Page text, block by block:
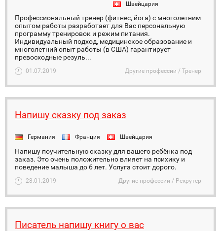
Швейцария
Профессиональный тренер (фитнес, йога) с многолетним
опытом работы разработает для Вас персональную
программу тренировок и режим питания.
Индивидуальный подход, медицинское образование и
многолетний опыт работы (в США) гарантирует
превосходные резуль...
01.07.2019 Другие профессии / Тренер
Напишу сказку под заказ
Германия Франция Швейцария
Напишу поучительную сказку для вашего ребёнка под
заказ. Это очень положительно влияет на психику и
поведение малыша до 6 лет. Услуга стоит дорого.
28.01.2019 Другие профессии / Рекрутер
Писатель напишу книгу о вас